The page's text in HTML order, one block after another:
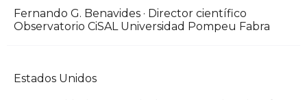
Fernando G. Benavides · Director científico
Observatorio CiSAL Universidad Pompeu Fabra
Estados Unidos